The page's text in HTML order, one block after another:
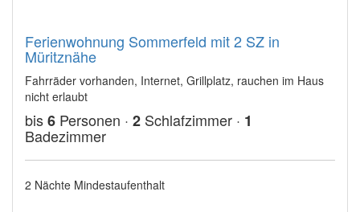
Ferienwohnung Sommerfeld mit 2 SZ in
Müritznähe
Fahrräder vorhanden, Internet, Grillplatz, rauchen im Haus
nicht erlaubt
bis6 Personen · 2 Schlafzimmer · 1
Badezimmer
2 Nächte Mindestaufenthalt